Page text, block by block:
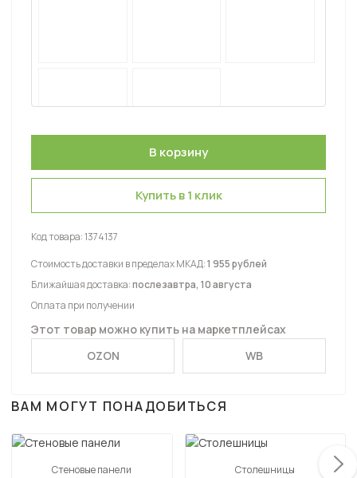
Купить в 1 клик
Код товара:1374137
Стоимость доставки в пределах МКАД:1 955 рублей
Ближайшая доставка:послезавтра, 10 августа
Оплата при получении
Этот товар можно купить на маркетплейсах
OZON
WB
ВАМ МОГУТ ПОНАДОБИТЬСЯ
Стеновые панели Столешницы